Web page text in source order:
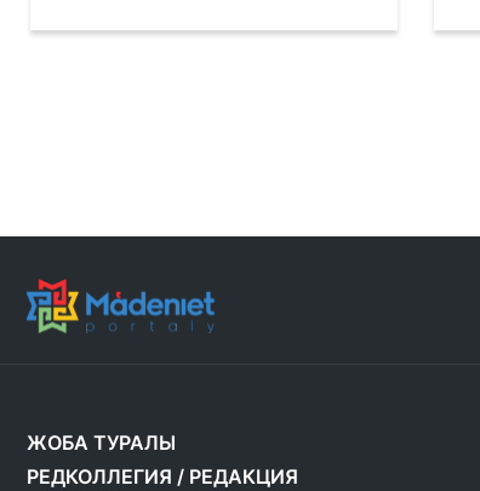
ЖОБА ТУРАЛЫ
РЕДКОЛЛЕГИЯ / РЕДАКЦИЯ